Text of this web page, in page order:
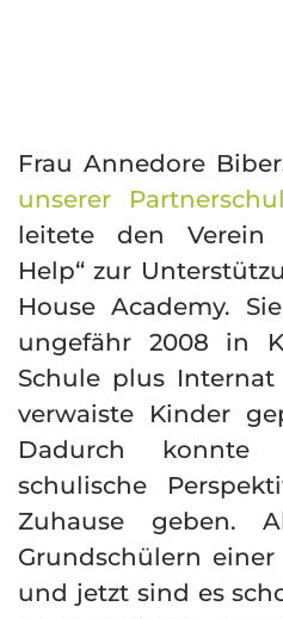
Frau Annedore
unserer
leitete den Verein
Help“ zur
House Academy.
ungefähr 2008 in
Schule plus
verwaiste Kinder
Dadurch
schulische
Zuhause geben.
Grundschülern
und jetzt sind es